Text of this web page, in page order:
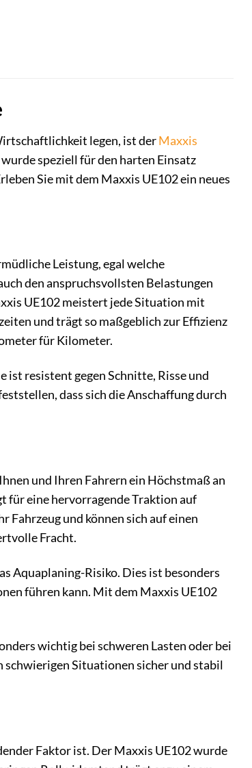
legen, ist derMaxxis
speziell für den harten Einsatz
Sie mit dem Maxxis UE102 ein neues
Leistung, egal welche
den anspruchsvollsten Belastungen
UE102 meistert jede Situation mit
und trägt so maßgeblich zur Effizienz
für Kilometer.
ist resistent gegen Schnitte, Risse und
dass sich die Anschaffung durch
und Ihren Fahrern ein Höchstmaß an
für eine hervorragende Traktion auf
Fahrzeug und können sich auf einen
Fracht.
Aquaplaning-Risiko. Dies ist besonders
führen kann. Mit dem Maxxis UE102
wichtig bei schweren Lasten oder bei
schwierigen Situationen sicher und stabil
Faktor ist. Der Maxxis UE102 wurde